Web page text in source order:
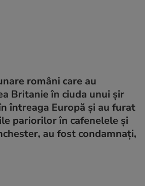
români care au
Britanie în ciuda unui șir
întreaga Europă și au furat
pariorilor în cafenelele și
au fost condamnați,